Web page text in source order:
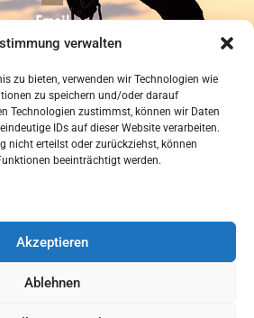
verwalten
zu bieten, verwenden wir Technologien wie
zu speichern und/oder darauf
Technologien zustimmst, können wir Daten
IDs auf dieser Website verarbeiten.
nicht erteilst oder zurückziehst, können
beeinträchtigt werden.
Akzeptieren
Ablehnen
Email
Adresse
48/1, 6263 Fügen
Richtlinie (EU)
Zoo • Alle Rechte vorbehalten